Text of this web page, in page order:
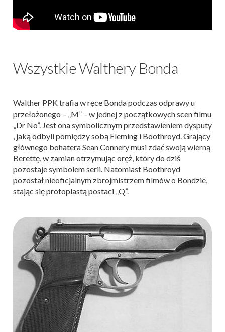
Wszystkie Walthery Bonda
Walther PPK trafia w ręce Bonda podczas odprawy u
przełożonego – „M” – w jednej z początkowych scen filmu
„Dr No”. Jest ona symbolicznym przedstawieniem dysputy
, jaką odbyli pomiędzy sobą Fleming i Boothroyd. Grający
głównego bohatera Sean Connery musi zdać swoją wierną
Berettę, w zamian otrzymując oręż, który do dziś
pozostaje symbolem serii. Natomiast Boothroyd
pozostał nieoficjalnym zbrojmistrzem filmów o Bondzie,
stając się protoplastą postaci „Q”.